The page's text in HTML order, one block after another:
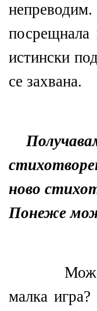
истински
се захвана.
ново
Понеже
малка